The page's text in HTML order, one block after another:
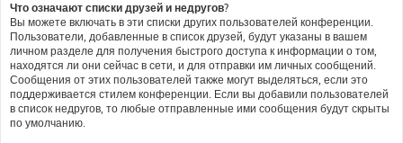
Что означают списки друзей и недругов?
Вы можете включать в эти списки других пользователей конференции.
Пользователи, добавленные в список друзей, будут указаны в вашем
личном разделе для получения быстрого доступа к информации о том,
находятся ли они сейчас в сети, и для отправки им личных сообщений.
Сообщения от этих пользователей также могут выделяться, если это
поддерживается стилем конференции. Если вы добавили пользователей
в список недругов, то любые отправленные ими сообщения будут скрыты
по умолчанию.